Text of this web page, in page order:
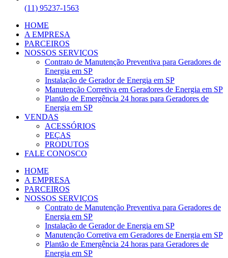
(11) 95237-1563
HOME
A EMPRESA
PARCEIROS
NOSSOS SERVIÇOS
Contrato de Manutenção Preventiva para Geradores de
Energia em SP
Instalação de Gerador de Energia em SP
Manutenção Corretiva em Geradores de Energia em SP
Plantão de Emergência 24 horas para Geradores de
Energia em SP
VENDAS
ACESSÓRIOS
PEÇAS
PRODUTOS
FALE CONOSCO
HOME
A EMPRESA
PARCEIROS
NOSSOS SERVIÇOS
Contrato de Manutenção Preventiva para Geradores de
Energia em SP
Instalação de Gerador de Energia em SP
Manutenção Corretiva em Geradores de Energia em SP
Plantão de Emergência 24 horas para Geradores de
Energia em SP